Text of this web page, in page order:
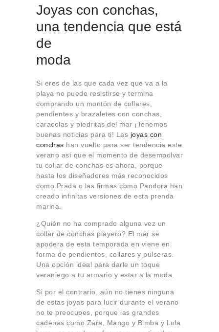
Joyas con conchas,
una tendencia que está
de
moda
Si eres de las que cada vez que va a la
playa no puede resistirse y termina
comprando un montón de collares,
pendientes y brazaletes con conchas,
caracolas y piedritas del mar ¡Tenemos
buenas noticias para ti! Las joyas con
conchas han vuelto para ser tendencia este
verano así que el momento de desempolvar
tu collar de conchas es ahora, porque
hasta los diseñadores más reconocidos
como Prada o las firmas como Pandora han
creado infinitas versiones de esta prenda
marina.
¿Quién no ha comprado alguna vez un
collar de conchas playero? El mar se
apodera de esta temporada en viene en
forma de pendientes, collares y pulseras.
Una opción ideal para darle un toque
veraniego a tu armario y estar a la moda.
Si por el contrario, aún no tienes ninguna
de estas joyas para lucir durante el verano
no te preocupes, porque las grandes
cadenas como Zara, Mango y Bimba y Lola